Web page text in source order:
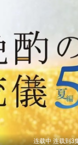
连载中 连载到3